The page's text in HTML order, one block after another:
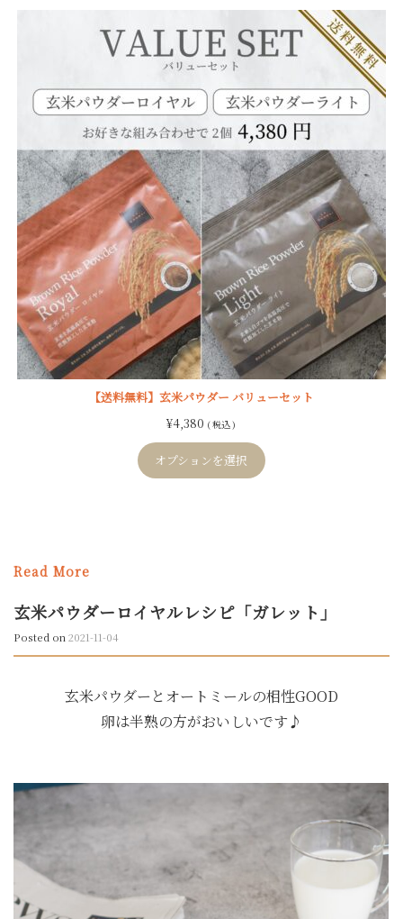
【送料無料】玄米パウダー バリューセット
¥4,380 ( 税込 )
オプションを選択
Read More
玄米パウダーロイヤルレシピ「ガレット」
Posted on2021-11-04
玄米パウダーとオートミールの相性GOOD
卵は半熟の方がおいしいです♪